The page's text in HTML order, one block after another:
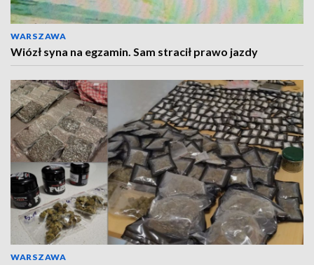
WARSZAWA
Wiózł syna na egzamin. Sam stracił prawo jazdy
WARSZAWA